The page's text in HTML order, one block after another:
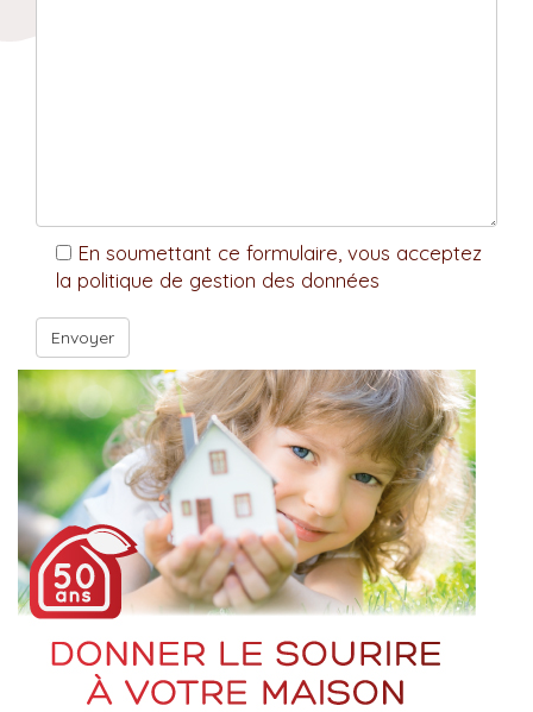
En soumettant ce formulaire, vous acceptez
la politique de gestion des données